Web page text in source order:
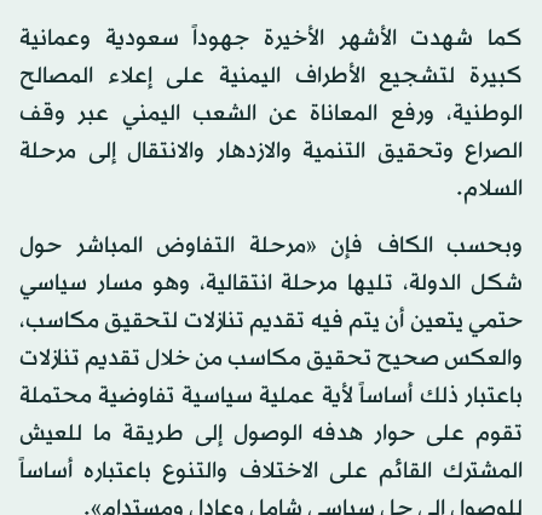
كما شهدت الأشهر الأخيرة جهوداً سعودية وعمانية
كبيرة لتشجيع الأطراف اليمنية على إعلاء المصالح
الوطنية، ورفع المعاناة عن الشعب اليمني عبر وقف
الصراع وتحقيق التنمية والازدهار والانتقال إلى مرحلة
السلام.
وبحسب الكاف فإن «مرحلة التفاوض المباشر حول
شكل الدولة، تليها مرحلة انتقالية، وهو مسار سياسي
حتمي يتعين أن يتم فيه تقديم تنازلات لتحقيق مكاسب،
والعكس صحيح تحقيق مكاسب من خلال تقديم تنازلات
باعتبار ذلك أساساً لأية عملية سياسية تفاوضية محتملة
تقوم على حوار هدفه الوصول إلى طريقة ما للعيش
المشترك القائم على الاختلاف والتنوع باعتباره أساساً